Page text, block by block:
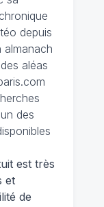
chronique
depuis
almanach
aléas
des
est très
et
de